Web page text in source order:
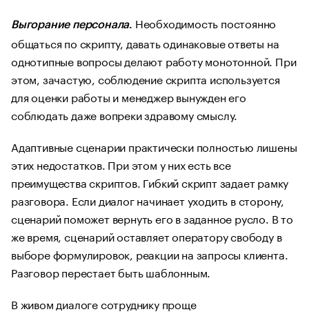
Выгорание персонала. Необходимость постоянно
общаться по скрипту, давать одинаковые ответы на
однотипные вопросы делают работу монотонной. При
этом, зачастую, соблюдение скрипта используется
для оценки работы и менеджер вынужден его
соблюдать даже вопреки здравому смыслу.
Адаптивные сценарии практически полностью лишены
этих недостатков. При этом у них есть все
преимущества скриптов. Гибкий скрипт задает рамку
разговора. Если диалог начинает уходить в сторону,
сценарий поможет вернуть его в заданное русло. В то
же время, сценарий оставляет оператору свободу в
выборе формулировок, реакции на запросы клиента.
Разговор перестает быть шаблонным.
В живом диалоге сотруднику проще